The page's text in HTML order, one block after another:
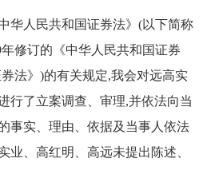
华人民共和国证券法》(以下简称
修订的《中华人民共和国证券
法》)的有关规定,我会对远高实
行了立案调查、审理,并依法向当
事实、理由、依据及当事人依法
业、高红明、高远未提出陈述、